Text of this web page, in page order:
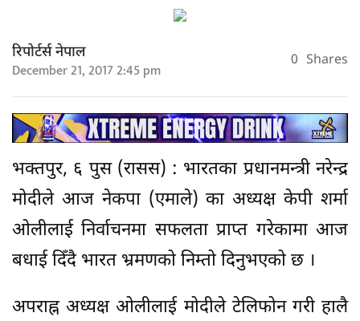
रिपोर्टर्स नेपाल
December 21, 2017 2:45 pm 0 Shares
भक्तपुर, ६ पुस (रासस) : भारतका प्रधानमन्त्री नरेन्द्र
मोदीले आज नेकपा (एमाले) का अध्यक्ष केपी शर्मा
ओलीलाई निर्वाचनमा सफलता प्राप्त गरेकामा आज
बधाई दिँदै भारत भ्रमणको निम्तो दिनुभएको छ ।
अपराह्न अध्यक्ष ओलीलाई मोदीले टेलिफोन गरी हालै